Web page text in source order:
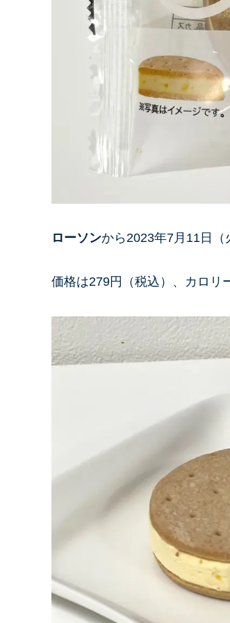
ローソンから2023年7月11日（
価格は279円（税込）、カロリ